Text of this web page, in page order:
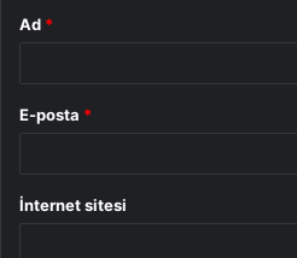
Ad *
E-posta *
İnternet sitesi